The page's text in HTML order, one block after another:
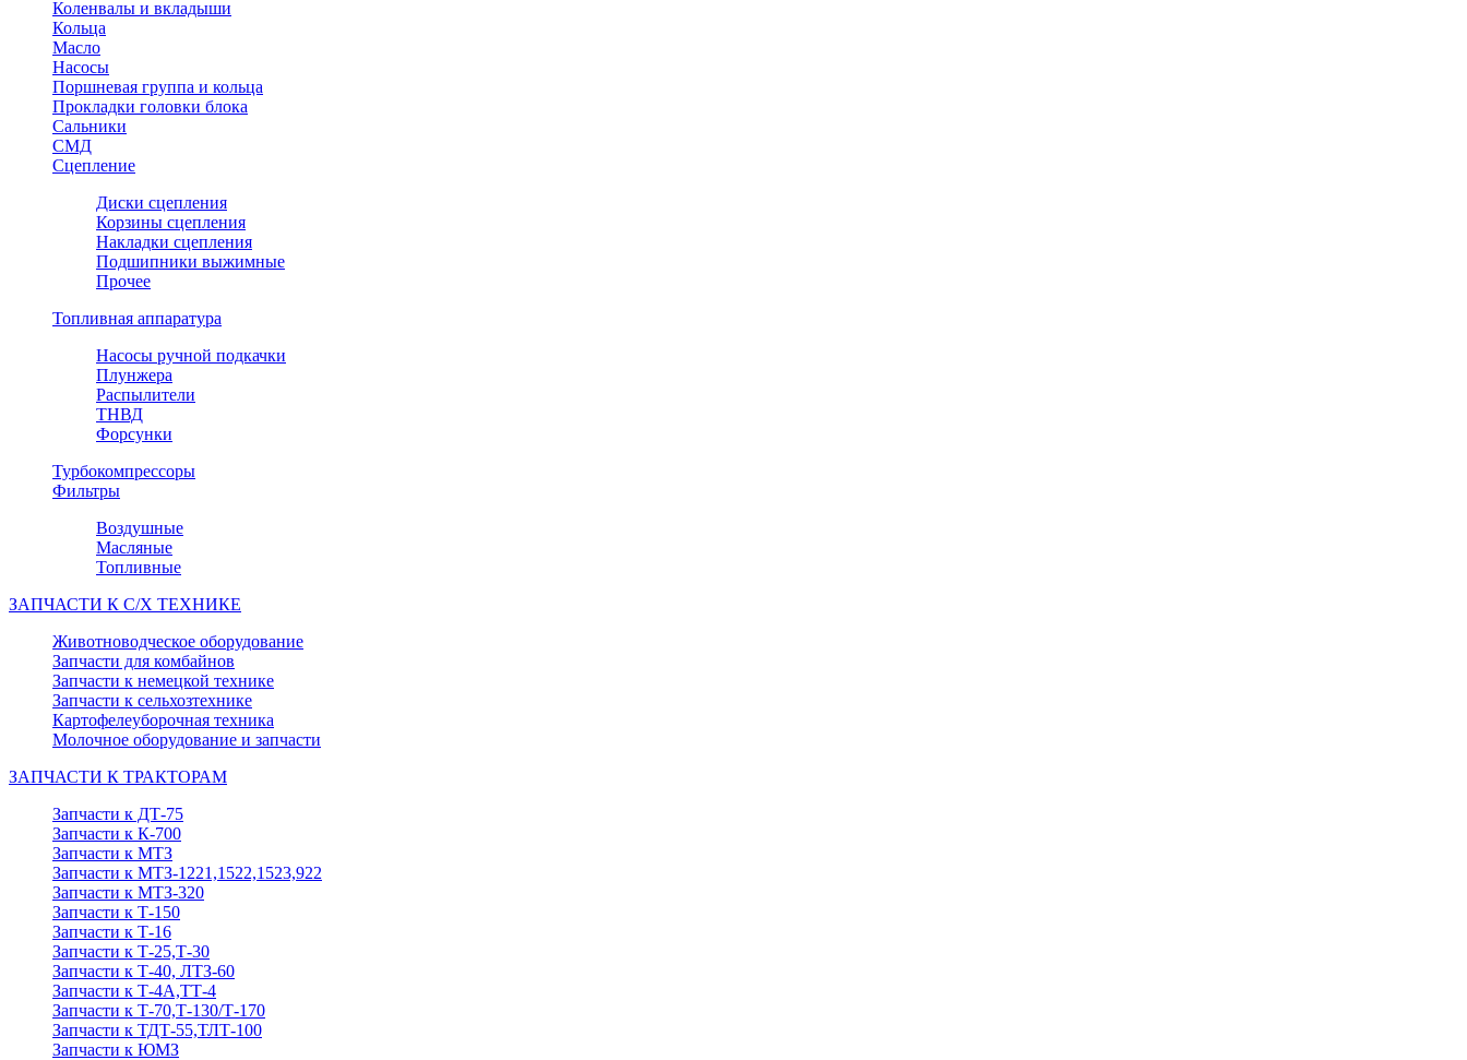
Коленвалы и вкладыши
Кольца
Масло
Насосы
Поршневая группа и кольца
Прокладки головки блока
Сальники
СМД
Сцепление
Диски сцепления
Корзины сцепления
Накладки сцепления
Подшипники выжимные
Прочее
Топливная аппаратура
Насосы ручной подкачки
Плунжера
Распылители
ТНВД
Форсунки
Турбокомпрессоры
Фильтры
Воздушные
Масляные
Топливные
ЗАПЧАСТИ К С/Х ТЕХНИКЕ
Животноводческое оборудование
Запчасти для комбайнов
Запчасти к немецкой технике
Запчасти к сельхозтехнике
Картофелеуборочная техника
Молочное оборудование и запчасти
ЗАПЧАСТИ К ТРАКТОРАМ
Запчасти к ДТ-75
Запчасти к К-700
Запчасти к МТЗ
Запчасти к МТЗ-1221,1522,1523,922
Запчасти к МТЗ-320
Запчасти к Т-150
Запчасти к Т-16
Запчасти к Т-25,Т-30
Запчасти к Т-40, ЛТЗ-60
Запчасти к Т-4А,ТТ-4
Запчасти к Т-70,Т-130/Т-170
Запчасти к ТДТ-55,ТЛТ-100
Запчасти к ЮМЗ